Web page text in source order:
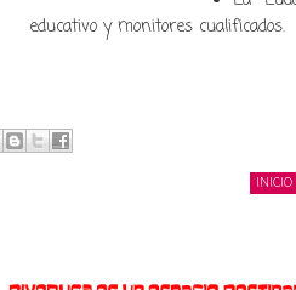
educativo y monitores cualificados.
INICIO